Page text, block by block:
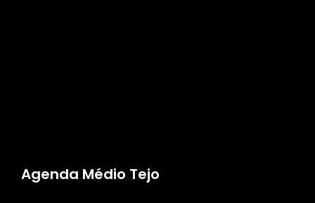
Agenda Médio Tejo